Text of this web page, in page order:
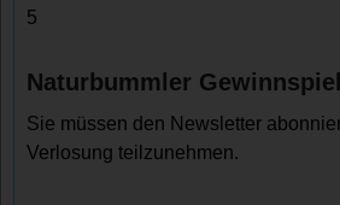
5
Naturbummler
Sie müssen den Newsletter
Verlosung teilzunehmen.